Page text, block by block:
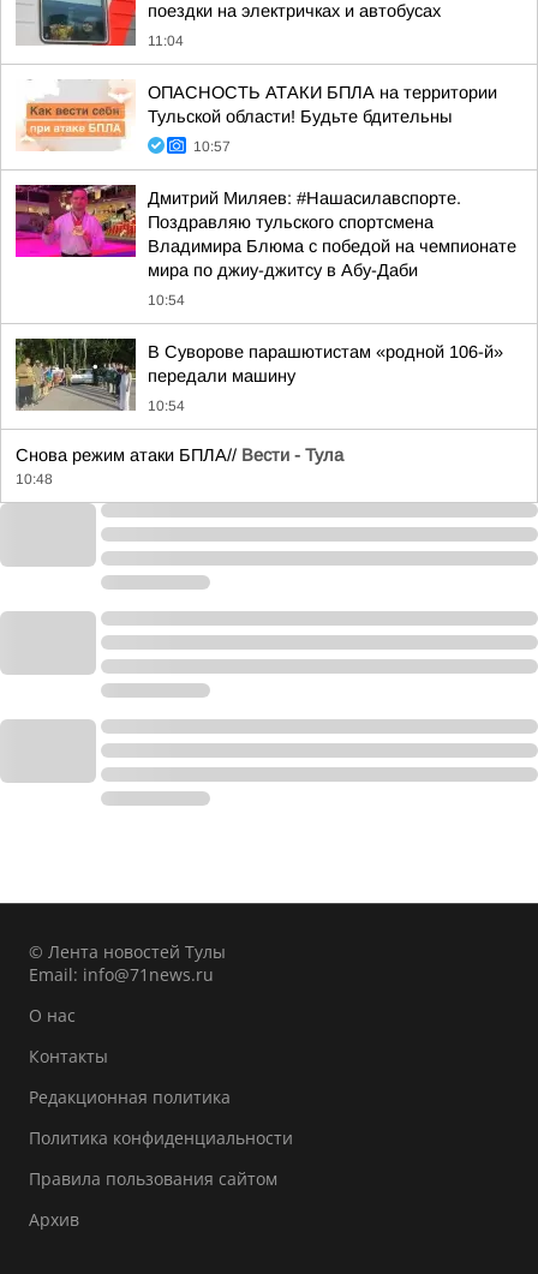
поездки на электричках и автобусах
11:04
ОПАСНОСТЬ АТАКИ БПЛА на территории
Тульской области! Будьте бдительны
10:57
Дмитрий Миляев: #Нашасилавспорте.
Поздравляю тульского спортсмена
Владимира Блюма с победой на чемпионате
мира по джиу-джитсу в Абу-Даби
10:54
В Суворове парашютистам «родной 106-й»
передали машину
10:54
Снова режим атаки БПЛА// Вести - Тула
10:48
© Лента новостей Тулы
Email: info@71news.ru
О нас
Контакты
Редакционная политика
Политика конфиденциальности
Правила пользования сайтом
Архив